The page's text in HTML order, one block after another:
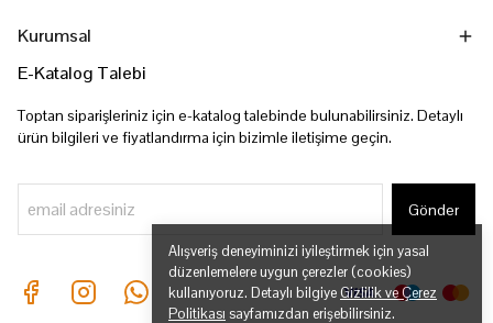
Alışveriş deneyiminizi iyileştirmek için yasal
düzenlemelere uygun çerezler (cookies)
kullanıyoruz. Detaylı bilgiye Gizlilik ve Çerez
Politikası sayfamızdan erişebilirsiniz.
Kurumsal
E-Katalog Talebi
Toptan siparişleriniz için e-katalog talebinde bulunabilirsiniz. Detaylı
ürün bilgileri ve fiyatlandırma için bizimle iletişime geçin.
Gönder